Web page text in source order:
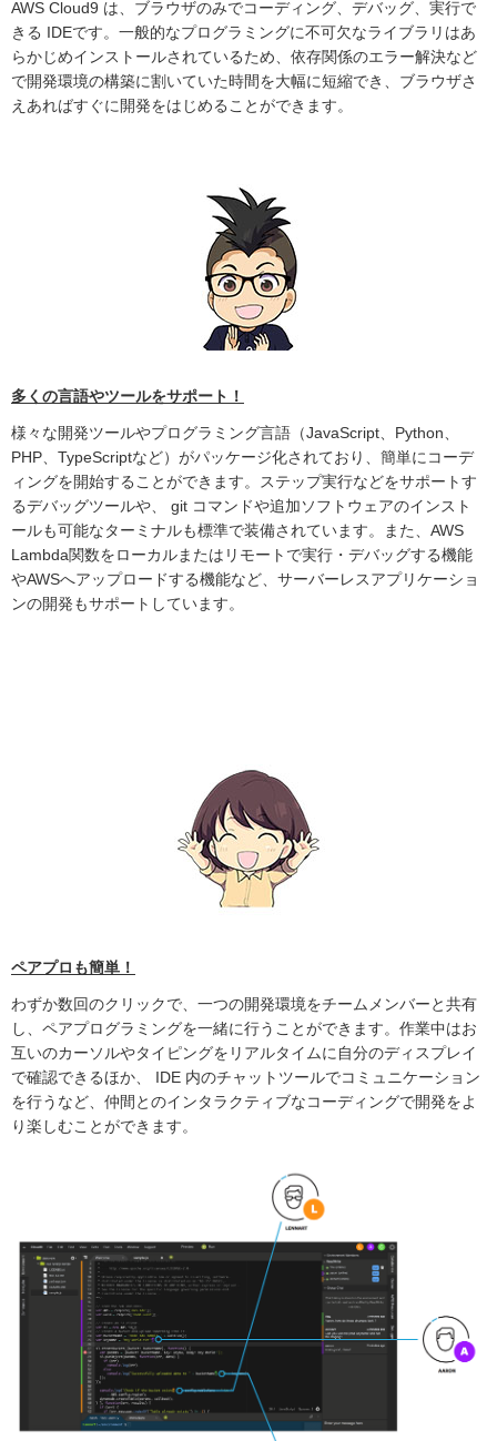
AWS Cloud9 は、ブラウザのみでコーディング、デバッグ、実行で
きる IDEです。一般的なプログラミングに不可欠なライブラリはあ
らかじめインストールされているため、依存関係のエラー解決など
で開発環境の構築に割いていた時間を大幅に短縮でき、ブラウザさ
えあればすぐに開発をはじめることができます。
多くの言語やツールをサポート！
様々な開発ツールやプログラミング言語（JavaScript、Python、
PHP、TypeScriptなど）がパッケージ化されており、簡単にコーデ
ィングを開始することができます。ステップ実行などをサポートす
るデバッグツールや、 git コマンドや追加ソフトウェアのインスト
ールも可能なターミナルも標準で装備されています。また、AWS
Lambda関数をローカルまたはリモートで実行・デバッグする機能
やAWSへアップロードする機能など、サーバーレスアプリケーショ
ンの開発もサポートしています。
ペアプロも簡単！
わずか数回のクリックで、一つの開発環境をチームメンバーと共有
し、ペアプログラミングを一緒に行うことができます。作業中はお
互いのカーソルやタイピングをリアルタイムに自分のディスプレイ
で確認できるほか、 IDE 内のチャットツールでコミュニケーション
を行うなど、仲間とのインタラクティブなコーディングで開発をよ
り楽しむことができます。